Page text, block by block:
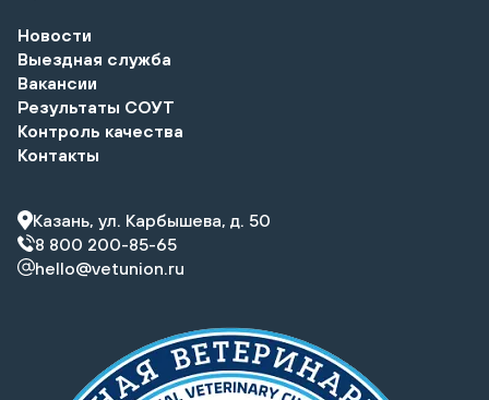
Новости
Выездная служба
Вакансии
Результаты СОУТ
Контроль качества
Контакты
Казань, ул. Карбышева, д. 50
8 800 200-85-65
hello@vetunion.ru